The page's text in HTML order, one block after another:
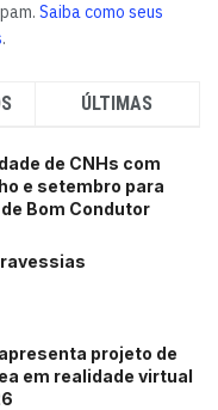
Saiba como seus
.
ÚLTIMAS
de CNHs com
e setembro para
Bom Condutor
projeto de
em realidade virtual